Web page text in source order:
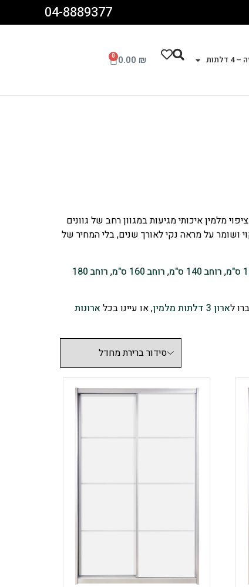
04-8889377
דלתות 0.00 ₪
0
מלמין איכותי מגיעות במגוון רחב של גוונים
ושומר על מראה נקי לאורך שנים, בלי המחיר של
, רוחב 140 ס"מ , רוחב 160 ס"מ ,
רוחב 180
ארון 3 דלתות מלמין , או עיינו בכל ארונות